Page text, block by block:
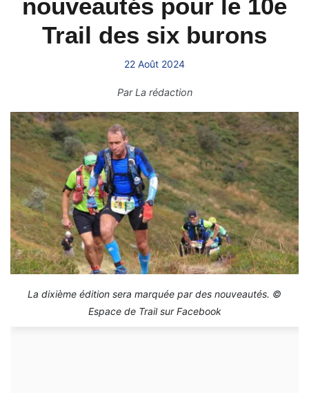
nouveautés pour le 10e
Trail des six burons
22 Août 2024
ParLa rédaction
La dixième édition sera marquée par des nouveautés. ©
Espace de Trail sur Facebook